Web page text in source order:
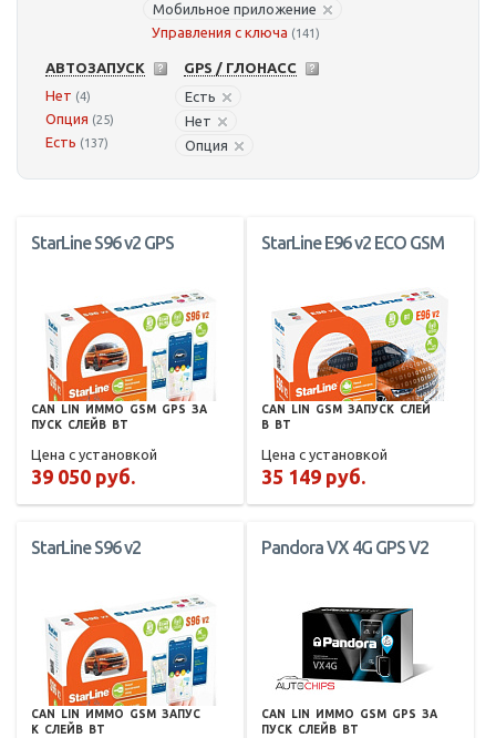
Мобильное приложение
Управления с ключа (141)
АВТОЗАПУСК
Нет (4)
Опция (25)
Есть (137)
GPS / ГЛОНАСС
Есть
Нет
Опция
StarLine S96 v2 GPS
CAN LIN ИММО GSM GPS ЗА
ПУСК СЛЕЙВ BT
Цена с установкой
39 050 руб.
StarLine E96 v2 ECO GSM
CAN LIN GSM ЗАПУСК СЛЕЙ
В
BT
Цена с установкой
35 149 руб.
StarLine S96 v2
CAN LIN ИММО GSM ЗАПУС
К СЛЕЙВ BT
Pandora VX 4G GPS V2
CAN LIN ИММО GSM GPS ЗА
ПУСК СЛЕЙВ BT